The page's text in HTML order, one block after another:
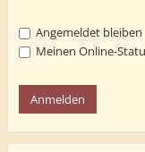
Angemeldet bleiben
Meinen Online-